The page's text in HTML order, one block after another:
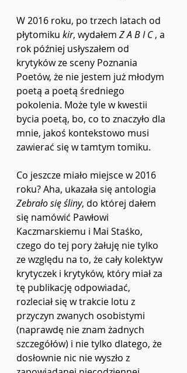
W 2016 roku, po trzech latach od
płytomiku kir, wydałem Z A B I C , a
rok później usłyszałem od
krytyków ze sceny Poznania
Poetów, że nie jestem już młodym
poetą a poetą średniego
pokolenia. Może tyle w kwestii
bycia poetą, bo, co to znaczyło dla
mnie, jakoś kontekstowo musi
zawierać się w tamtym tomiku.
Co jeszcze miało miejsce w 2016
roku? Aha, ukazała się antologia
Zebrało się śliny, do której dałem
się namówić Pawłowi
Kaczmarskiemu i Mai Staśko,
czego do tej pory żałuję nie tylko
ze względu na to, że cały kolektyw
krytyczek i krytyków, który miał za
tę publikację odpowiadać,
rozleciał się w trakcie lotu z
przyczyn zwanych osobistymi
(naprawdę nie znam żadnych
szczegółów) i nie tylko dlatego, że
dosłownie nic nie wyszło z